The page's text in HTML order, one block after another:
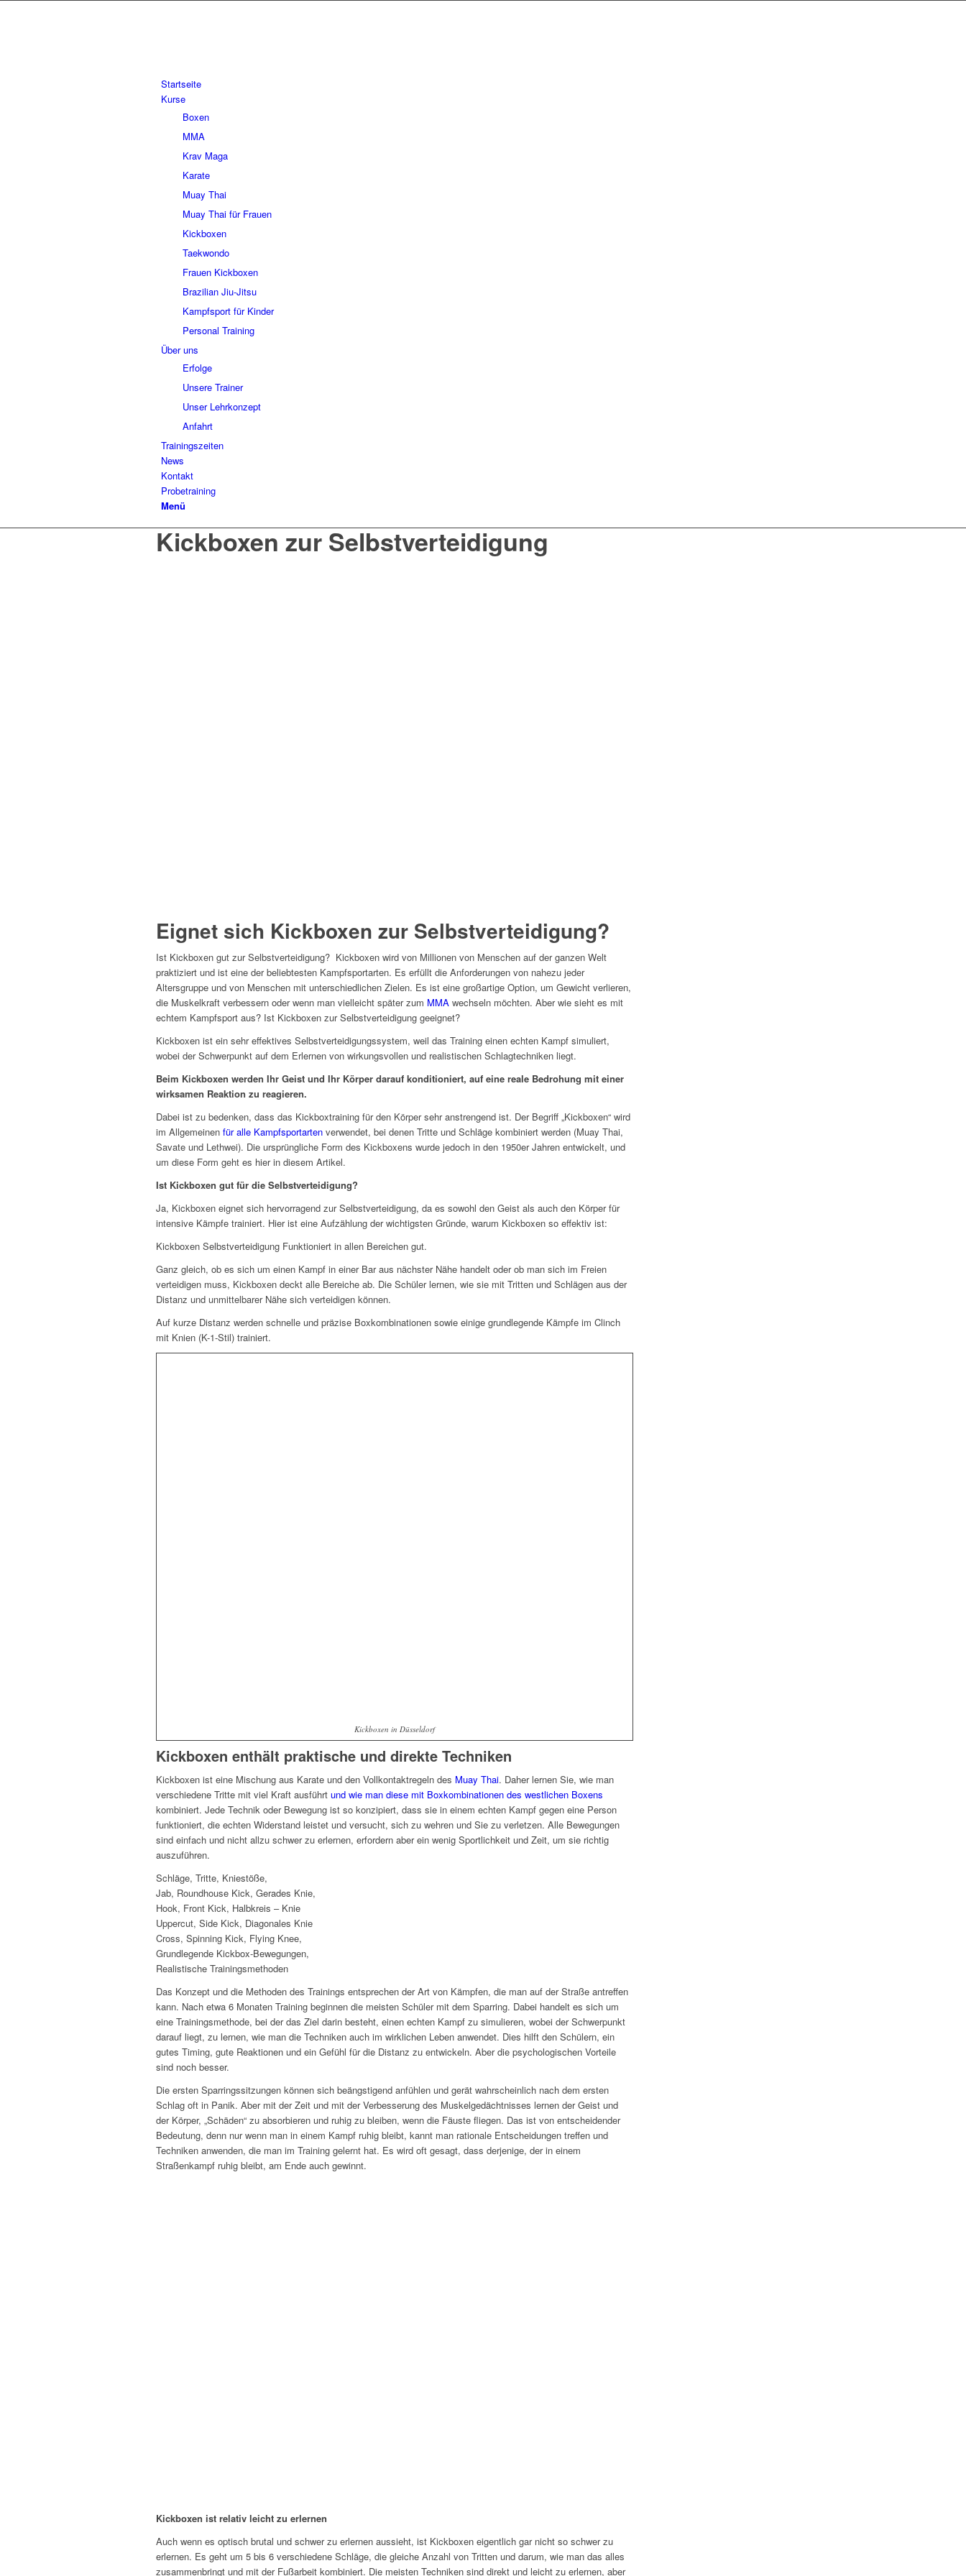
Startseite
Kurse
Boxen
MMA
Krav Maga
Karate
Muay Thai
Muay Thai für Frauen
Kickboxen
Taekwondo
Frauen Kickboxen
Brazilian Jiu-Jitsu
Kampfsport für Kinder
Personal Training
Über uns
Erfolge
Unsere Trainer
Unser Lehrkonzept
Anfahrt
Trainingszeiten
News
Kontakt
Probetraining
Menü
Kickboxen zur Selbstverteidigung
Eignet sich Kickboxen zur Selbstverteidigung?
Ist Kickboxen gut zur Selbstverteidigung? Kickboxen wird von Millionen von Menschen auf der ganzen Welt
praktiziert und ist eine der beliebtesten Kampfsportarten. Es erfüllt die Anforderungen von nahezu jeder
Altersgruppe und von Menschen mit unterschiedlichen Zielen. Es ist eine großartige Option, um Gewicht verlieren,
die Muskelkraft verbessern oder wenn man vielleicht später zum MMA wechseln möchten. Aber wie sieht es mit
echtem Kampfsport aus? Ist Kickboxen zur Selbstverteidigung geeignet?
Kickboxen ist ein sehr effektives Selbstverteidigungssystem, weil das Training einen echten Kampf simuliert,
wobei der Schwerpunkt auf dem Erlernen von wirkungsvollen und realistischen Schlagtechniken liegt.
Beim Kickboxen werden Ihr Geist und Ihr Körper darauf konditioniert, auf eine reale Bedrohung mit einer
wirksamen Reaktion zu reagieren.
Dabei ist zu bedenken, dass das Kickboxtraining für den Körper sehr anstrengend ist. Der Begriff „Kickboxen“ wird
im Allgemeinen für alle Kampfsportarten verwendet, bei denen Tritte und Schläge kombiniert werden (Muay Thai,
Savate und Lethwei). Die ursprüngliche Form des Kickboxens wurde jedoch in den 1950er Jahren entwickelt, und
um diese Form geht es hier in diesem Artikel.
Ist Kickboxen gut für die Selbstverteidigung?
Ja, Kickboxen eignet sich hervorragend zur Selbstverteidigung, da es sowohl den Geist als auch den Körper für
intensive Kämpfe trainiert. Hier ist eine Aufzählung der wichtigsten Gründe, warum Kickboxen so effektiv ist:
Kickboxen Selbstverteidigung Funktioniert in allen Bereichen gut.
Ganz gleich, ob es sich um einen Kampf in einer Bar aus nächster Nähe handelt oder ob man sich im Freien
verteidigen muss, Kickboxen deckt alle Bereiche ab. Die Schüler lernen, wie sie mit Tritten und Schlägen aus der
Distanz und unmittelbarer Nähe sich verteidigen können.
Auf kurze Distanz werden schnelle und präzise Boxkombinationen sowie einige grundlegende Kämpfe im Clinch
mit Knien (K-1-Stil) trainiert.
Kickboxen in Düsseldorf
Kickboxen enthält praktische und direkte Techniken
Kickboxen ist eine Mischung aus Karate und den Vollkontaktregeln des Muay Thai. Daher lernen Sie, wie man
verschiedene Tritte mit viel Kraft ausführt und wie man diese mit Boxkombinationen des westlichen Boxens
kombiniert. Jede Technik oder Bewegung ist so konzipiert, dass sie in einem echten Kampf gegen eine Person
funktioniert, die echten Widerstand leistet und versucht, sich zu wehren und Sie zu verletzen. Alle Bewegungen
sind einfach und nicht allzu schwer zu erlernen, erfordern aber ein wenig Sportlichkeit und Zeit, um sie richtig
auszuführen.
Schläge, Tritte, Kniestöße,
Jab, Roundhouse Kick, Gerades Knie,
Hook, Front Kick, Halbkreis – Knie
Uppercut, Side Kick, Diagonales Knie
Cross, Spinning Kick, Flying Knee,
Grundlegende Kickbox-Bewegungen,
Realistische Trainingsmethoden
Das Konzept und die Methoden des Trainings entsprechen der Art von Kämpfen, die man auf der Straße antreffen
kann. Nach etwa 6 Monaten Training beginnen die meisten Schüler mit dem Sparring. Dabei handelt es sich um
eine Trainingsmethode, bei der das Ziel darin besteht, einen echten Kampf zu simulieren, wobei der Schwerpunkt
darauf liegt, zu lernen, wie man die Techniken auch im wirklichen Leben anwendet. Dies hilft den Schülern, ein
gutes Timing, gute Reaktionen und ein Gefühl für die Distanz zu entwickeln. Aber die psychologischen Vorteile
sind noch besser.
Die ersten Sparringssitzungen können sich beängstigend anfühlen und gerät wahrscheinlich nach dem ersten
Schlag oft in Panik. Aber mit der Zeit und mit der Verbesserung des Muskelgedächtnisses lernen der Geist und
der Körper, „Schäden“ zu absorbieren und ruhig zu bleiben, wenn die Fäuste fliegen. Das ist von entscheidender
Bedeutung, denn nur wenn man in einem Kampf ruhig bleibt, kannt man rationale Entscheidungen treffen und
Techniken anwenden, die man im Training gelernt hat. Es wird oft gesagt, dass derjenige, der in einem
Straßenkampf ruhig bleibt, am Ende auch gewinnt.
Kickboxen ist relativ leicht zu erlernen
Auch wenn es optisch brutal und schwer zu erlernen aussieht, ist Kickboxen eigentlich gar nicht so schwer zu
erlernen. Es geht um 5 bis 6 verschiedene Schläge, die gleiche Anzahl von Tritten und darum, wie man das alles
zusammenbringt und mit der Fußarbeit kombiniert. Die meisten Techniken sind direkt und leicht zu erlernen, aber